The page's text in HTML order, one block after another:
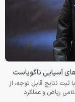
نتایج قابل توجه، از
ریاض و عملکرد